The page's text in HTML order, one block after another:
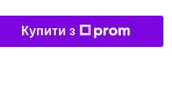
Купити з